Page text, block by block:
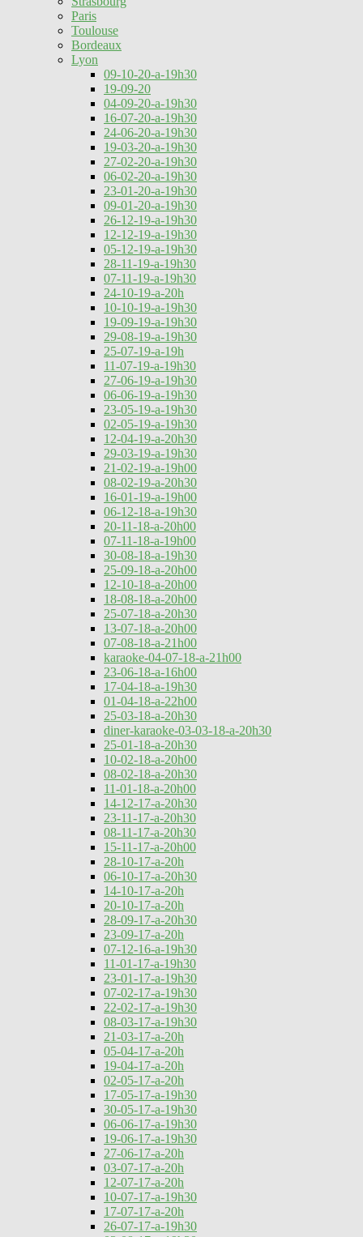
Paris
Toulouse
Bordeaux
Lyon
09-10-20-a-19h30
19-09-20
04-09-20-a-19h30
16-07-20-a-19h30
24-06-20-a-19h30
19-03-20-a-19h30
27-02-20-a-19h30
06-02-20-a-19h30
23-01-20-a-19h30
09-01-20-a-19h30
26-12-19-a-19h30
12-12-19-a-19h30
05-12-19-a-19h30
28-11-19-a-19h30
07-11-19-a-19h30
24-10-19-a-20h
10-10-19-a-19h30
19-09-19-a-19h30
29-08-19-a-19h30
25-07-19-a-19h
11-07-19-a-19h30
27-06-19-a-19h30
06-06-19-a-19h30
23-05-19-a-19h30
02-05-19-a-19h30
12-04-19-a-20h30
29-03-19-a-19h30
21-02-19-a-19h00
08-02-19-a-20h30
16-01-19-a-19h00
06-12-18-a-19h30
20-11-18-a-20h00
07-11-18-a-19h00
30-08-18-a-19h30
25-09-18-a-20h00
12-10-18-a-20h00
18-08-18-a-20h00
25-07-18-a-20h30
13-07-18-a-20h00
07-08-18-a-21h00
karaoke-04-07-18-a-21h00
23-06-18-a-16h00
17-04-18-a-19h30
01-04-18-a-22h00
25-03-18-a-20h30
diner-karaoke-03-03-18-a-20h30
25-01-18-a-20h30
10-02-18-a-20h00
08-02-18-a-20h30
11-01-18-a-20h00
14-12-17-a-20h30
23-11-17-a-20h30
08-11-17-a-20h30
15-11-17-a-20h00
28-10-17-a-20h
06-10-17-a-20h30
14-10-17-a-20h
20-10-17-a-20h
28-09-17-a-20h30
23-09-17-a-20h
07-12-16-a-19h30
11-01-17-a-19h30
23-01-17-a-19h30
07-02-17-a-19h30
22-02-17-a-19h30
08-03-17-a-19h30
21-03-17-a-20h
05-04-17-a-20h
19-04-17-a-20h
02-05-17-a-20h
17-05-17-a-19h30
30-05-17-a-19h30
06-06-17-a-19h30
19-06-17-a-19h30
27-06-17-a-20h
03-07-17-a-20h
12-07-17-a-20h
10-07-17-a-19h30
17-07-17-a-20h
26-07-17-a-19h30